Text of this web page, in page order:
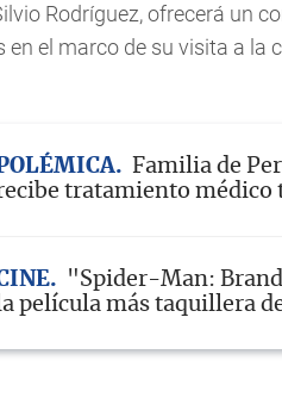
Rodríguez, ofrecerá un
en el marco de su visita a la
Familia de
tratamiento médico
"Spider-Man:
la película más taquillera